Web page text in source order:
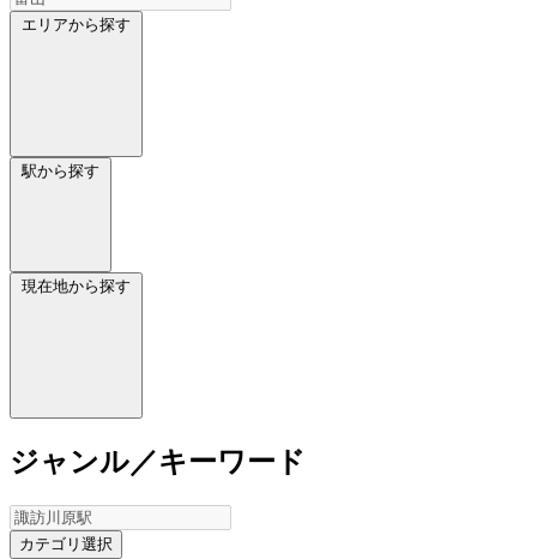
エリアから探す
駅から探す
現在地から探す
ジャンル／キーワード
カテゴリ選択